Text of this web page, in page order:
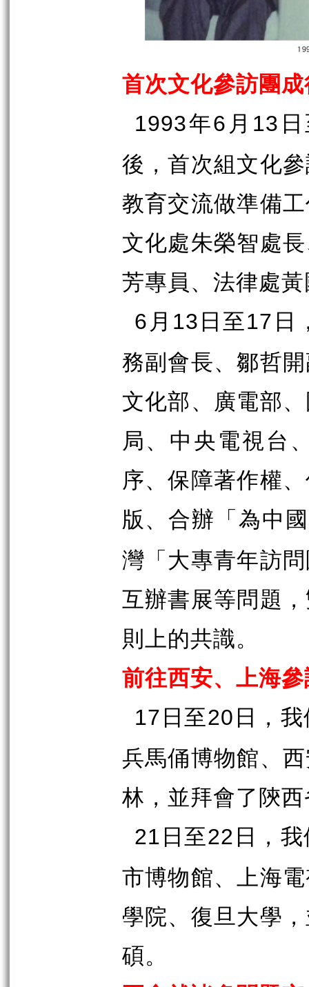
首次文化參訪團
1993年6 月 13
後，首次組文化
教育交流做準備
文化處朱榮智處
芳專員、法律處
6 月 13 日至17 日
務副會長、鄒哲
文化部、廣電部
局、中央電視台
序、保障著作權
版、合辦「為中
灣「大專青年訪
互辦書展等問題
則上的共識。
前往西安、上海
17 日至20 日，
兵馬俑博物館、
林，並拜會了陝
21 日至22 日，
市博物館、上海
學院、復旦大學
碩。